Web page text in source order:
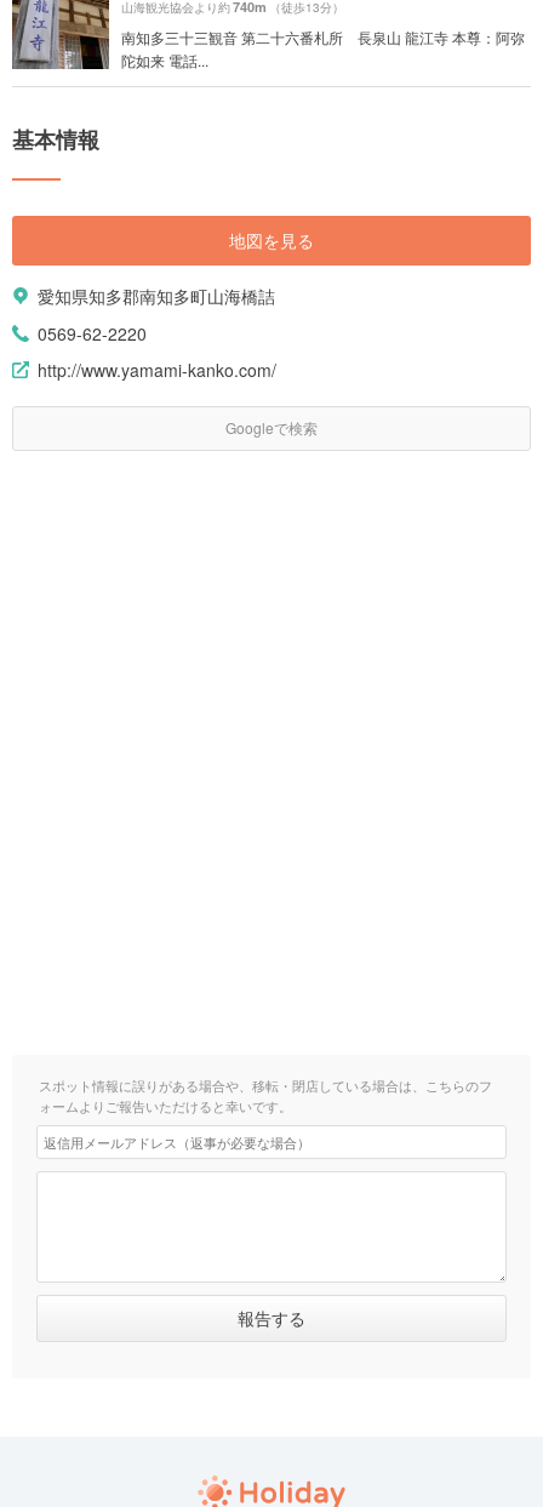
山海観光協会より約740m （徒歩13分）
南知多三十三観音 第二十六番札所 長泉山 龍江寺 本尊：阿弥
陀如来 電話...
基本情報
地図を見る
愛知県知多郡南知多町山海橋詰
0569-62-2220
http://www.yamami-kanko.com/
Googleで検索
スポット情報に誤りがある場合や、移転・閉店している場合は、こちらのフ
ォームよりご報告いただけると幸いです。